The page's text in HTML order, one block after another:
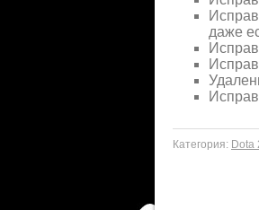
даже
Категория: Dota